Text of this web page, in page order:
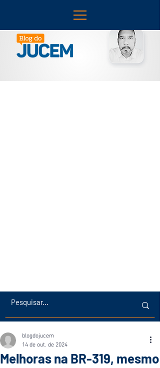
Melhoras na BR-319, mesmo
blogdojucem
14 de out. de 2024